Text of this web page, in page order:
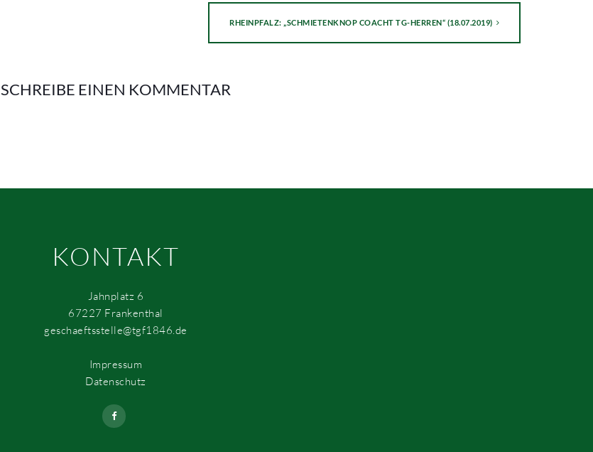
RHEINPFALZ: „SCHMIETENKNOP COACHT TG-HERREN“ (18.07.2019)
SCHREIBE EINEN KOMMENTAR
KONTAKT
Jahnplatz 6
67227 Frankenthal
geschaeftsstelle@tgf1846.de
Impressum
Datenschutz